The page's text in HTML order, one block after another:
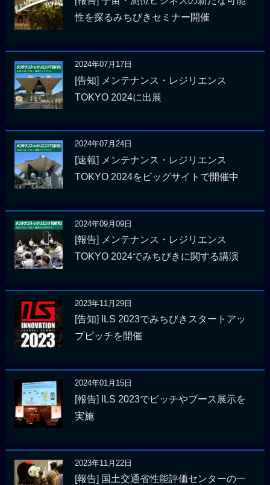
性を探るみちびきセミナー開催
2024年07月17日
[告知] メンテナンス・レジリエンス
TOKYO 2024に出展
2024年07月24日
[速報] メンテナンス・レジリエンス
TOKYO 2024をビッグサイトで開催中
2024年09月09日
[報告] メンテナンス・レジリエンス
TOKYO 2024でみちびきに関する講演
2023年11月29日
[告知] ILS 2023でみちびきスタートアッ
プピッチを開催
2024年01月15日
[報告] ILS 2023でピッチやブース展示を
実施
2023年11月22日
[報告] 国土交通省性能評価センターの一